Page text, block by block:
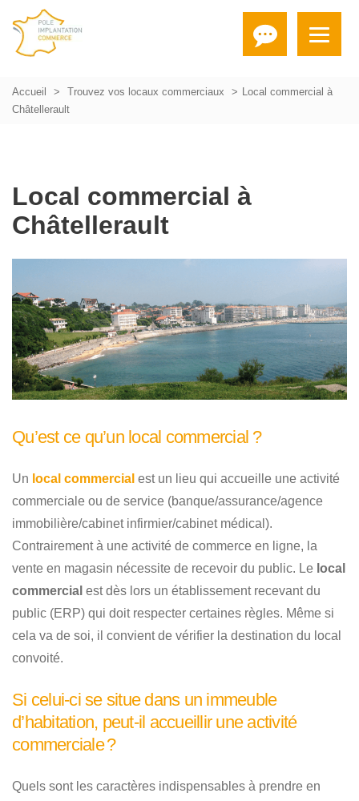
Accueil Trouvez vos locaux commerciaux
Local commercial à
Châtellerault
Local commercial à
Châtellerault
Qu’est ce qu’un local commercial ?
Un local commercial est un lieu qui accueille une activité
commerciale ou de service (banque/assurance/agence
immobilière/cabinet infirmier/cabinet médical).
Contrairement à une activité de commerce en ligne, la
vente en magasin nécessite de recevoir du public. Le local
commercial est dès lors un établissement recevant du
public (ERP) qui doit respecter certaines règles. Même si
cela va de soi, il convient de vérifier la destination du local
convoité.
Si celui-ci se situe dans un immeuble
d’habitation, peut-il accueillir une activité
commerciale ?
Quels sont les caractères indispensables à prendre en